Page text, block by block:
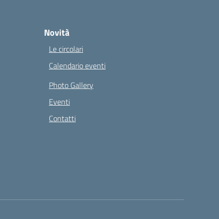
Novità
Le circolari
Calendario eventi
Photo Gallery
Eventi
Contatti